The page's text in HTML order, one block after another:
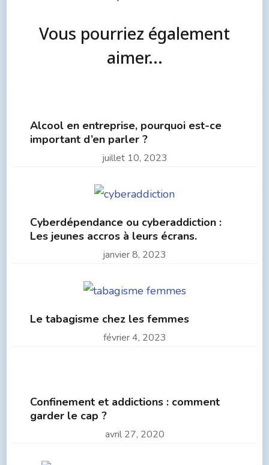
Vous pourriez également
aimer...
Alcool en entreprise, pourquoi est-ce
important d’en parler ?
juillet 10, 2023
Cyberdépendance ou cyberaddiction :
Les jeunes accros à leurs écrans.
janvier 8, 2023
Le tabagisme chez les femmes
février 4, 2023
Confinement et addictions : comment
garder le cap ?
avril 27, 2020